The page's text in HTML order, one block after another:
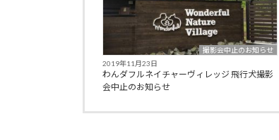
撮影会中止のお知らせ
2019年11月23日
わんダフルネイチャーヴィレッジ 飛行犬撮影
会中止のお知らせ